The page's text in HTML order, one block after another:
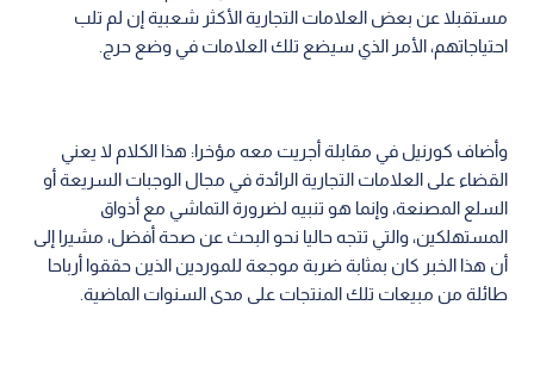
مستقبلا عن بعض العلامات التجارية الأكثر شعبية إن لم تلب
احتياجاتهم، الأمر الذي سيضع تلك العلامات في وضع حرج.
وأضاف كورنيل في مقابلة أجريت معه مؤخرا: هذا الكلام لا يعني
القضاء على العلامات التجارية الرائدة في مجال الوجبات السريعة أو
السلع المصنعة، وإنما هو تنبيه لضرورة التماشي مع أذواق
المستهلكين، والتي تتجه حاليا نحو البحث عن صحة أفضل، مشيرا إلى
أن هذا الخبر كان بمثابة ضربة موجعة للموردين الذين حققوا أرباحا
طائلة من مبيعات تلك المنتجات على مدى السنوات الماضية.